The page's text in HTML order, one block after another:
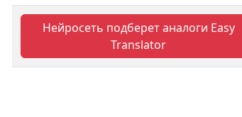
Нейросеть подберет аналоги Easy
Translator